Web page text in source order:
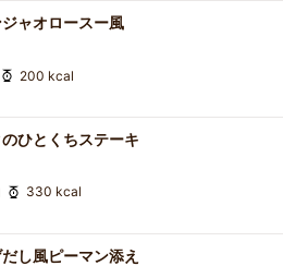
ャオロースー風
200 kcal
ひとくちステーキ
330 kcal
し風ピーマン添え